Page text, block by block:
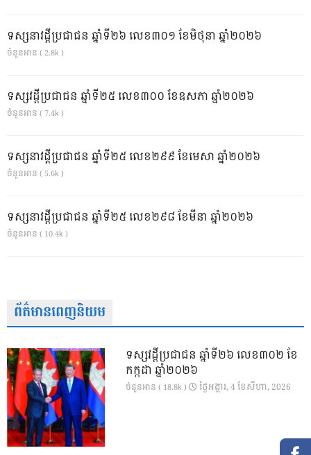
ទស្សនាវដ្ដីប្រជាជន ឆ្នាំទី២៦ លេខ៣០១ ខែមិថុនា ឆ្នាំ២០២៦
ចំនួនអាន ( 2.8k )
ទស្សវដ្តីប្រជាជន ឆ្នាំទី២៥ លេខ៣០០ ខែឧសភា ឆ្នាំ២០២៦
ចំនួនអាន ( 7.4k )
ទស្សនាវដ្ដីប្រជាជន ឆ្នាំទី២៥ លេខ២៩៩ ខែមេសា ឆ្នាំ២០២៦
ចំនួនអាន ( 5.6k )
ទស្សនាវដ្ដីប្រជាជន ឆ្នាំទី២៥ លេខ២៩៨ ខែមីនា ឆ្នាំ២០២៦
ចំនួនអាន ( 10.4k )
ព័ត៌មានពេញនិយម
ទស្សវដ្តីប្រជាជន ឆ្នាំទី២៦ លេខ៣០២ ខែ
កក្កដា ឆ្នាំ២០២៦
ចំនួនអាន ( 18.8k ) ថ្ងៃ​អង្គារ, 4 ខែ​សីហា, 2026